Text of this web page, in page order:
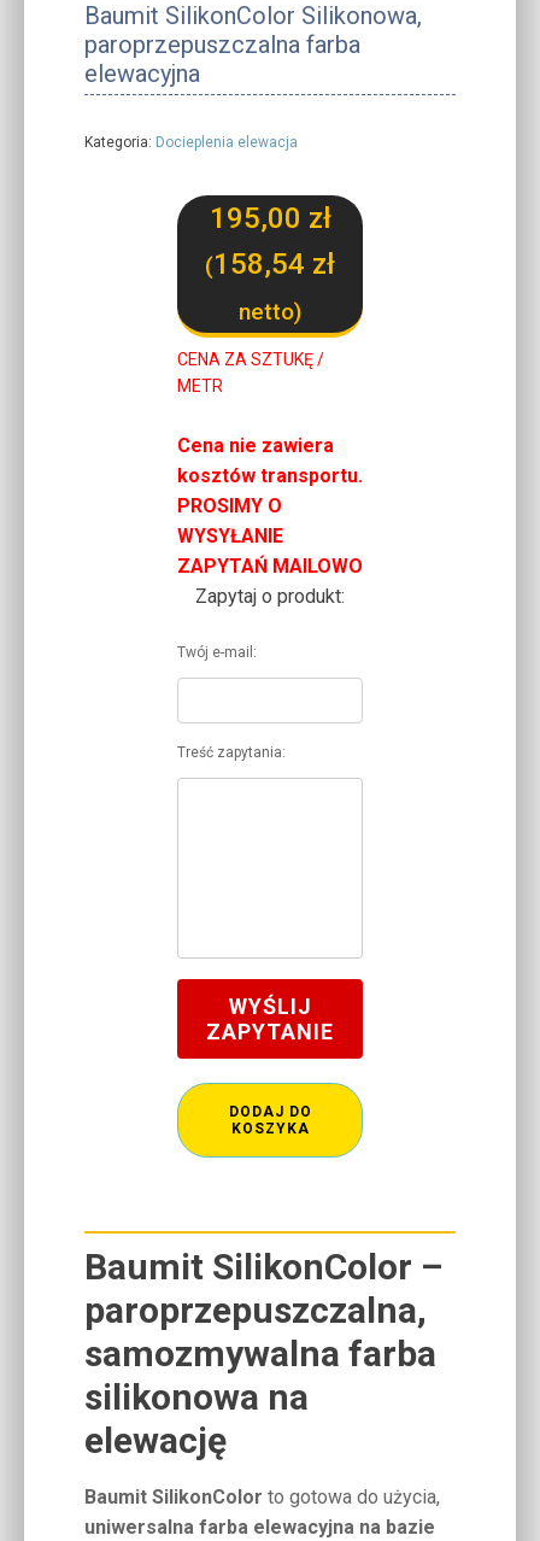
Baumit SilikonColor Silikonowa,
paroprzepuszczalna farba
elewacyjna
Kategoria: Docieplenia elewacja
195,00 zł
(158,54 zł
netto)
CENA ZA SZTUKĘ /
METR
Cena nie zawiera
kosztów transportu.
PROSIMY O
WYSYŁANIE
ZAPYTAŃ MAILOWO
Zapytaj o produkt:
Twój e-mail:
Treść zapytania:
WYŚLIJ
ZAPYTANIE
DODAJ DO
KOSZYKA
Baumit SilikonColor –
paroprzepuszczalna,
samozmywalna farba
silikonowa na
elewację
Baumit SilikonColor to gotowa do użycia,
uniwersalna farba elewacyjna na bazie